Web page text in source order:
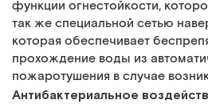
функции огнестойкости,
так же специальной сетью
которая обеспечивает
прохождение воды из
пожаротушения в случае
Антибактериальное